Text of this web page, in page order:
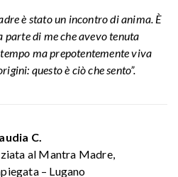
è stato un incontro di anima. È
parte di me che avevo tenuta
ma prepotentemente viva
questo è ciò che sento”.
C.
al Mantra Madre,
– Lugano